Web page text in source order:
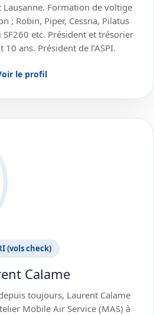
Formation de voltige
; Robin, Piper, Cessna, Pilatus
SF260 etc. Président et trésorier
10 ans. Président de l’ASPI.
le profil
(vols check)
Calame
toujours, Laurent Calame
Mobile Air Service (MAS) à